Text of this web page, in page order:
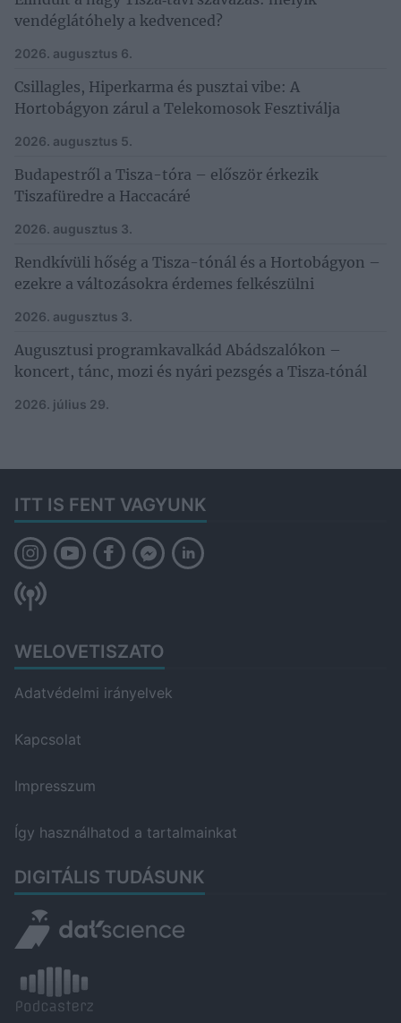
vendéglátóhely a kedvenced?
2026. augusztus 6.
Csillagles, Hiperkarma és pusztai vibe: A
Hortobágyon zárul a Telekomosok Fesztiválja
2026. augusztus 5.
Budapestről a Tisza-tóra – először érkezik
Tiszafüredre a Haccacáré
2026. augusztus 3.
Rendkívüli hőség a Tisza-tónál és a Hortobágyon –
ezekre a változásokra érdemes felkészülni
2026. augusztus 3.
Augusztusi programkavalkád Abádszalókon –
koncert, tánc, mozi és nyári pezsgés a Tisza‑tónál
2026. július 29.
ITT IS FENT VAGYUNK
WELOVETISZATO
Adatvédelmi irányelvek
Kapcsolat
Impresszum
Így használhatod a tartalmainkat
DIGITÁLIS TUDÁSUNK